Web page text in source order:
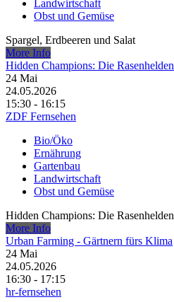
Landwirtschaft
Obst und Gemüse
Spargel, Erdbeeren und Salat
More Info
Hidden Champions: Die Rasenhelden
24 Mai
24.05.2026
15:30 - 16:15
ZDF Fernsehen
Bio/Öko
Ernährung
Gartenbau
Landwirtschaft
Obst und Gemüse
Hidden Champions: Die Rasenhelden
More Info
Urban Farming - Gärtnern fürs Klima
24 Mai
24.05.2026
16:30 - 17:15
hr-fernsehen